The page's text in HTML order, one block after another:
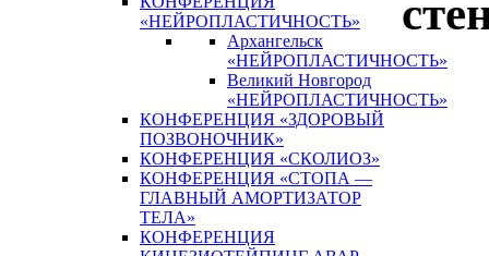
«НЕЙРОПЛАСТИЧНОСТЬ»
Архангельск
«НЕЙРОПЛАСТИЧНОСТЬ»
Великий Новгород
«НЕЙРОПЛАСТИЧНОСТЬ»
КОНФЕРЕНЦИЯ «ЗДОРОВЫЙ
ПОЗВОНОЧНИК»
КОНФЕРЕНЦИЯ «СКОЛИОЗ»
КОНФЕРЕНЦИЯ «СТОПА —
ГЛАВНЫЙ АМОРТИЗАТОР
ТЕЛА»
КОНФЕРЕНЦИЯ